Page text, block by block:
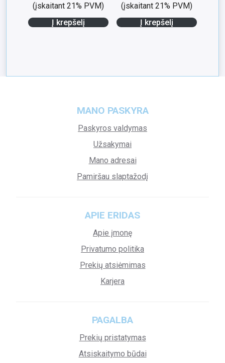
(įskaitant 21% PVM)
Į krepšelį
(įskaitant 21% PVM)
Į krepšelį
MANO PASKYRA
Paskyros valdymas
Užsakymai
Mano adresai
Pamiršau slaptažodį
APIE ERIDAS
Apie įmonę
Privatumo politika
Prekių atsiėmimas
Karjera
PAGALBA
Prekių pristatymas
Atsiskaitymo būdai